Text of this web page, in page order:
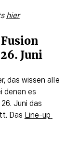
hier
Juni
das wissen alle
denen es
Juni das
Das